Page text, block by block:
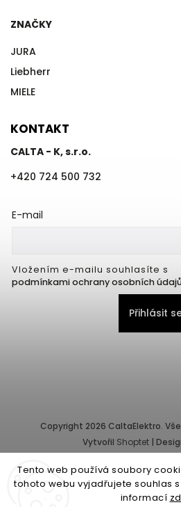
Tento web používá soubory
tohoto webu vyjadřujete souhlas
informací
ZNAČKY
JURA
Liebherr
MIELE
KONTAKT
CALTA - K, s.r.o.
+420 724 500 732
E-mail
Vložením e-mailu souhlasíte s
podmínkami ochrany osobních
Přihlásit
Copyright 2026 CaltaElektro.
Vytvořil Shoptet |
Provozovatel e-shopu: CALTA - K,
10/32, Karlín, 186